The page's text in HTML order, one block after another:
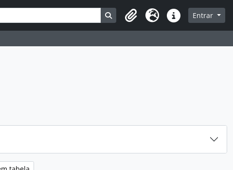
Busque na página de navegação
Idioma Ligações rápidas
Entrar